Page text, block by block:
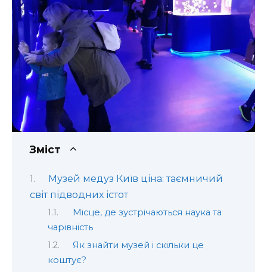
Зміст
Музей медуз Київ ціна: таємничий
світ підводних істот
Місце, де зустрічаються наука та
чарівність
Як знайти музей і скільки це
коштує?